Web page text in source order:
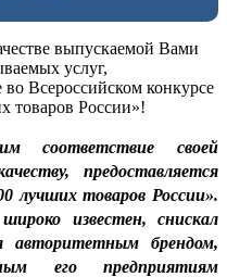
выпускаемой Вами
услуг,
Всероссийском конкурсе
товаров России»!
соответствие своей
предоставляется
лучших товаров России».
известен, снискал
авторитетным брендом,
его предприятиям